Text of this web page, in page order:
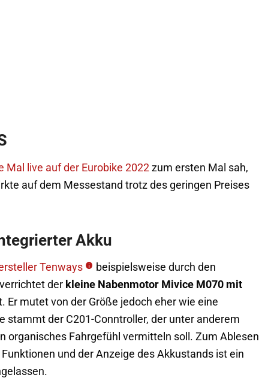
Mal live auf der Eurobike 2022 zum ersten Mal sah,
auf dem Messestand trotz des geringen Preises
Akku
Tenways
beispielsweise durch den
der kleine Nabenmotor Mivice M070 mit
Er mutet von der Größe jedoch eher wie eine
stammt der C201-Conntroller, der unter anderem
organisches Fahrgefühl vermitteln soll. Zum Ablesen
und der Anzeige des Akkustands ist ein